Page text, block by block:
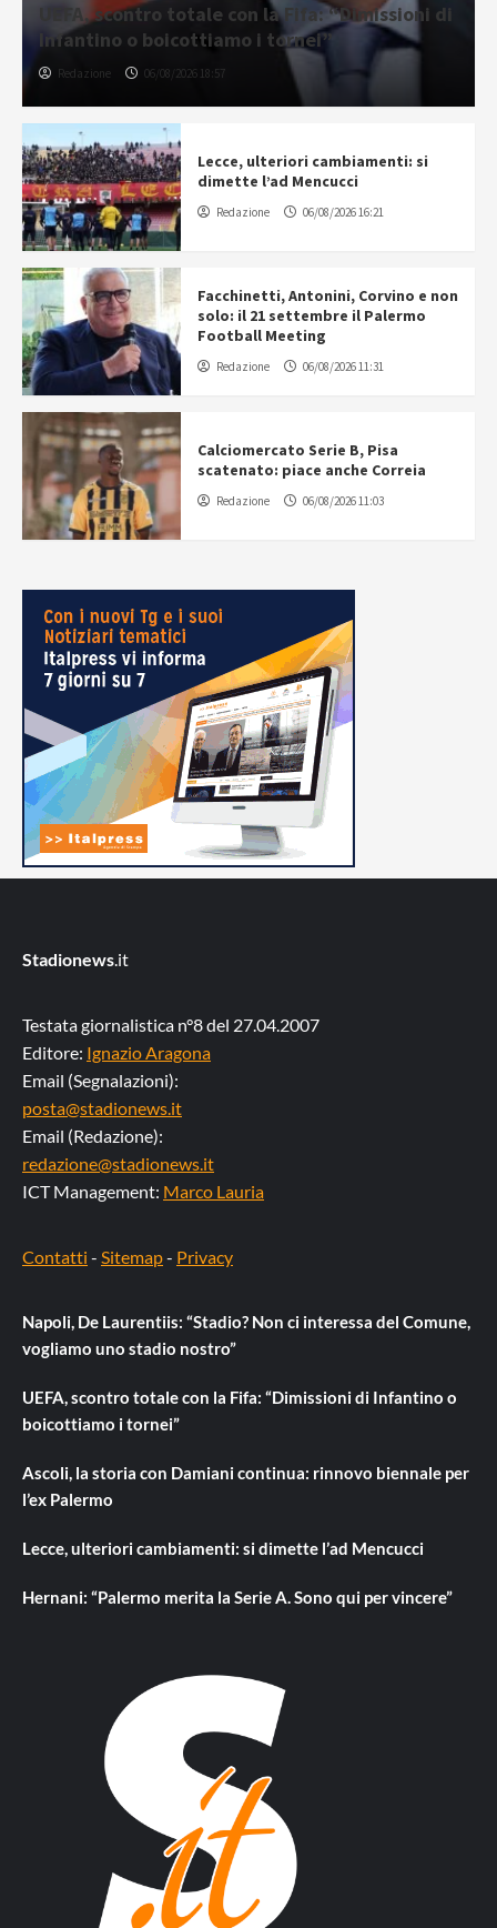
UEFA, scontro totale con la Fifa: “Dimissioni di
Infantino o boicottiamo i tornei”
Redazione 06/08/2026 18:57
Lecce, ulteriori cambiamenti: si
dimette l’ad Mencucci
Redazione 06/08/2026 16:21
Facchinetti, Antonini, Corvino e non
solo: il 21 settembre il Palermo
Football Meeting
Redazione 06/08/2026 11:31
Calciomercato Serie B, Pisa
scatenato: piace anche Correia
Redazione 06/08/2026 11:03
Stadionews.it
Testata giornalistica n°8 del 27.04.2007
Editore: Ignazio Aragona
Email (Segnalazioni):
posta@stadionews.it
Email (Redazione):
redazione@stadionews.it
ICT Management: Marco Lauria
Contatti - Sitemap- Privacy
Napoli, De Laurentiis: “Stadio? Non ci interessa del Comune,
vogliamo uno stadio nostro”
UEFA, scontro totale con la Fifa: “Dimissioni di Infantino o
boicottiamo i tornei”
Ascoli, la storia con Damiani continua: rinnovo biennale per
l’ex Palermo
Lecce, ulteriori cambiamenti: si dimette l’ad Mencucci
Hernani: “Palermo merita la Serie A. Sono qui per vincere”